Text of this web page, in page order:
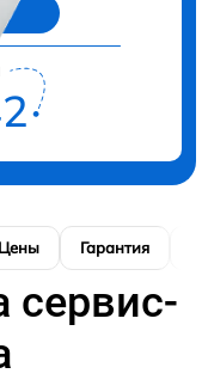
Цены Гарантия
сервис-